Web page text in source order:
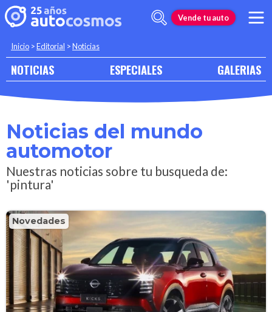
Vende tu auto
Inicio >Editorial >Noticias
NOTICIAS ESPECIALES GALERIAS
Noticias del mundo
automotor
Nuestras noticias sobre tu busqueda de:
'pintura'
Novedades